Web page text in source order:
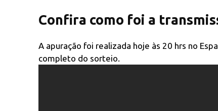
Confira como foi a
A apuração foi realizada hoje às 20 hrs no
completo do sorteio.